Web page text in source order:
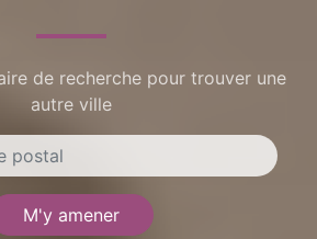
de recherche pour trouver une
autre ville
M'y amener